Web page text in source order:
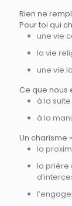
Rien ne
Pour toi qui
une vie
la vie
une vie
Ce que nous
à la
à la
Un charisme
la
la prière